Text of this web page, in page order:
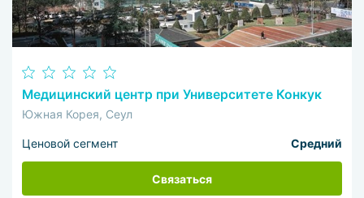
Медицинский центр при Университете Конкук
Южная Корея, Сеул
Ценовой сегмент Средний
Связаться